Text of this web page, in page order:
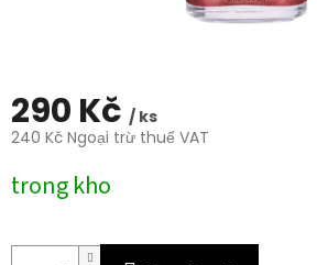
290 Kč / ks
240 Kč Ngoại trừ thuế VAT
đo
trong kho